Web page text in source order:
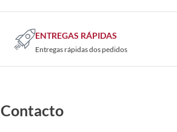
ENTREGAS RÁPIDAS
Entregas rápidas dos pedidos
Contacto